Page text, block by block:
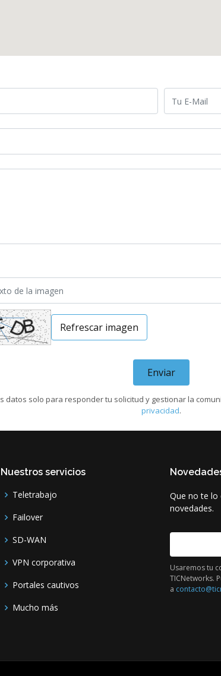
Refrescar imagen
Enviar
datos solo para responder tu solicitud y gestionar la
privacidad.
Nuestros servicios
Teletrabajo
Failover
SD-WAN
VPN corporativa
Portales cautivos
Mucho más
Que no te lo
novedades.
Usaremos tu
TICNetworks.
a